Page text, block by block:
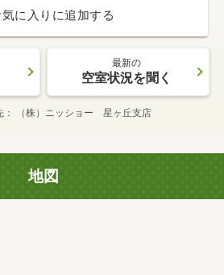
気に入りに追加する
最新の
空室状況を聞く
（株）ニッショー 星ヶ丘支店
地図